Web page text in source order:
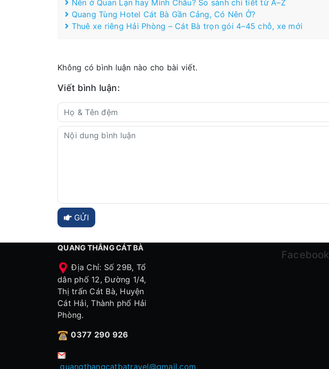
Nên ở Quan Lạn hay Minh Châu? So sánh chi tiết từ A–Z
Quang Tùng Hotel Cát Bà Gần Cảng, Có Nên Ở?
Thuê xe riêng Hải Phòng – Cát Bà trọn gói 4–45 chỗ, xe mới
Không có bình luận nào cho bài viết.
Viết bình luận:
GỬI
QUANG THẮNG CÁT BÀ
Địa Chỉ: Số 29B, Tổ
dân phố 12, Đường 1/4,
Thị trấn Cát Bà, Huyện
Cát Hải, Thành phố Hải
Phòng.
0377 290 926
quangthangcatbatravel@gmail.com
Facebook